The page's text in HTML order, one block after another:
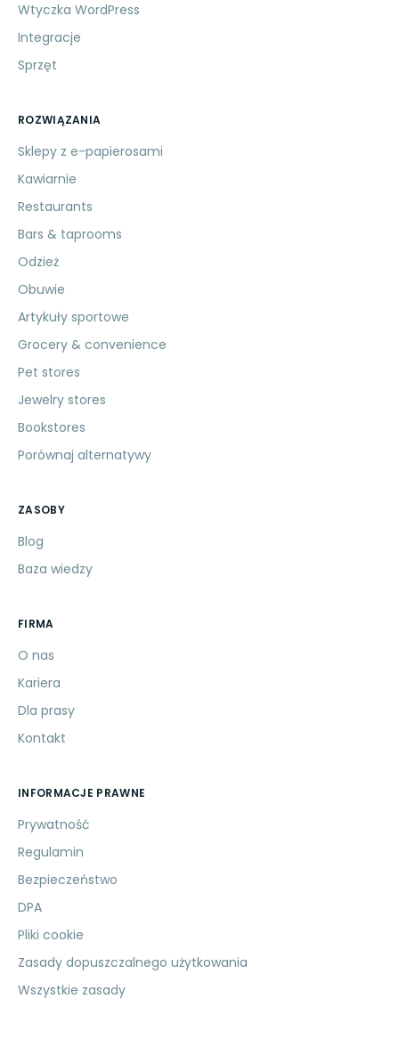
Wtyczka WordPress
Integracje
Sprzęt
ROZWIĄZANIA
Sklepy z e-papierosami
Kawiarnie
Restaurants
Bars & taprooms
Odzież
Obuwie
Artykuły sportowe
Grocery & convenience
Pet stores
Jewelry stores
Bookstores
Porównaj alternatywy
ZASOBY
Blog
Baza wiedzy
FIRMA
O nas
Kariera
Dla prasy
Kontakt
INFORMACJE PRAWNE
Prywatność
Regulamin
Bezpieczeństwo
DPA
Pliki cookie
Zasady dopuszczalnego użytkowania
Wszystkie zasady